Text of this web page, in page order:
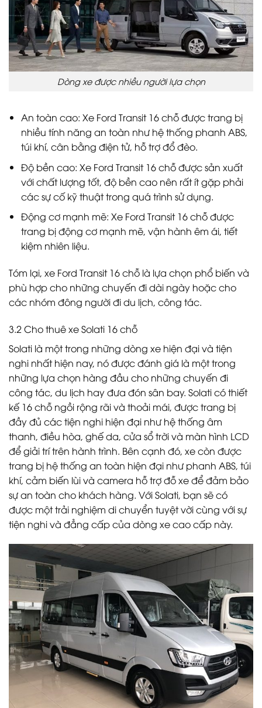
Dòng xe được nhiều người lựa chọn
An toàn cao: Xe Ford Transit 16 chỗ được trang bị
nhiều tính năng an toàn như hệ thống phanh ABS,
túi khí, cân bằng điện tử, hỗ trợ đổ đèo.
Độ bền cao: Xe Ford Transit 16 chỗ được sản xuất
với chất lượng tốt, độ bền cao nên rất ít gặp phải
các sự cố kỹ thuật trong quá trình sử dụng.
Động cơ mạnh mẽ: Xe Ford Transit 16 chỗ được
trang bị động cơ mạnh mẽ, vận hành êm ái, tiết
kiệm nhiên liệu.
Tóm lại, xe Ford Transit 16 chỗ là lựa chọn phổ biến và
phù hợp cho những chuyến đi dài ngày hoặc cho
các nhóm đông người đi du lịch, công tác.
3.2 Cho thuê xe Solati 16 chỗ
Solati là một trong những dòng xe hiện đại và tiện
nghi nhất hiện nay, nó được đánh giá là một trong
những lựa chọn hàng đầu cho những chuyến đi
công tác, du lịch hay đưa đón sân bay. Solati có thiết
kế 16 chỗ ngồi rộng rãi và thoải mái, được trang bị
đầy đủ các tiện nghi hiện đại như hệ thống âm
thanh, điều hòa, ghế da, cửa sổ trời và màn hình LCD
để giải trí trên hành trình. Bên cạnh đó, xe còn được
trang bị hệ thống an toàn hiện đại như phanh ABS, túi
khí, cảm biến lùi và camera hỗ trợ đỗ xe để đảm bảo
sự an toàn cho khách hàng. Với Solati, bạn sẽ có
được một trải nghiệm di chuyển tuyệt vời cùng với sự
tiện nghi và đẳng cấp của dòng xe cao cấp này.